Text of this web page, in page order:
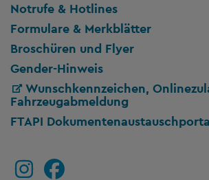
Notrufe & Hotlines
Formulare & Merkblätter
Broschüren und Flyer
Gender-Hinweis
Wunschkennzeichen,
Fahrzeugabmeldung
FTAPI